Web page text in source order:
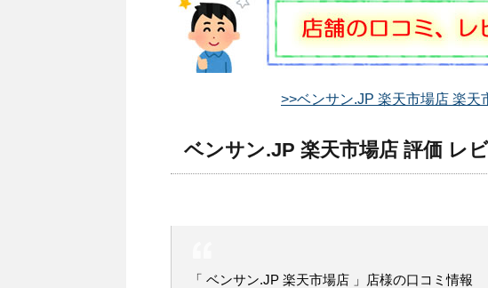
>>ベンサン.JP 楽天市場店 楽天
ベンサン.JP 楽天市場店 評価 レ
「 ベンサン.JP 楽天市場店 」店様の口コミ情報